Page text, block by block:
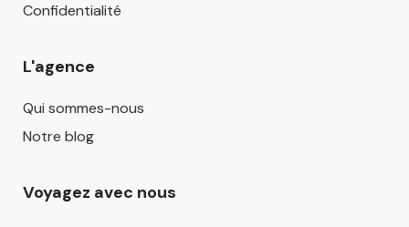
Confidentialité
L'agence
Qui sommes-nous
Notre blog
Voyagez avec nous